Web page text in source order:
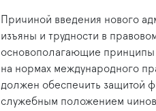
Причиной введения нового
изъяны и трудности в
основополагающие принципы
на нормах международного
должен обеспечить защитой
служебным положением